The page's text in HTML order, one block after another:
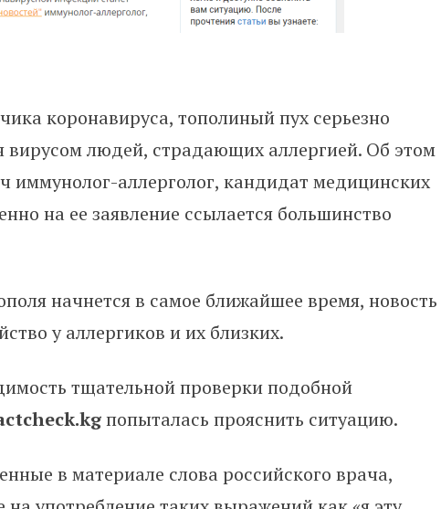
коронавируса, тополиный пух серьезно
вирусом людей, страдающих аллергией. Об этом
иммунолог-аллерголог, кандидат медицинских
на ее заявление ссылается большинство
начнется в самое ближайшее время, новость
у аллергиков и их близких.
тщательной проверки подобной
попыталась прояснить ситуацию.
в материале слова российского врача,